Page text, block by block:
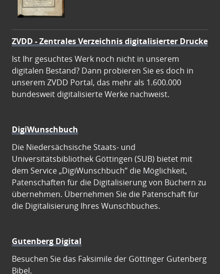
ZVDD - Zentrales Verzeichnis digitalisierter Drucke
Ist Ihr gesuchtes Werk noch nicht in unserem
digitalen Bestand? Dann probieren Sie es doch in
unserem ZVDD Portal, das mehr als 1.600.000
bundesweit digitalisierte Werke nachweist.
DigiWunschbuch
Die Niedersächsische Staats- und
Universitätsbibliothek Göttingen (SUB) bietet mit
dem Service „DigiWunschbuch” die Möglichkeit,
Patenschaften für die Digitalisierung von Büchern zu
übernehmen. Übernehmen Sie die Patenschaft für
die Digitalisierung Ihres Wunschbuches.
Gutenberg Digital
Besuchen Sie das Faksimile der Göttinger Gutenberg
Bibel.